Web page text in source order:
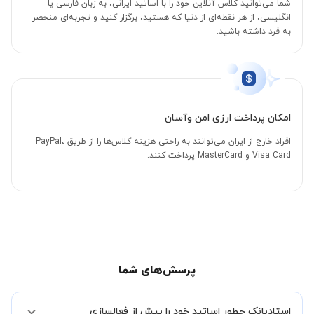
شما می‌توانید کلاس آنلاین خود را با اساتید ایرانی، به زبان فارسی یا
انگلیسی، از هر نقطه‌ای از دنیا که هستید، برگزار کنید و تجربه‌ای منحصر
به فرد داشته باشید.
امکان پرداخت ارزی امن وآسان
افراد خارج از ایران می‌توانند به راحتی هزینه کلاس‌ها را از طریق PayPal،
Visa Card و MasterCard پرداخت کنند.
پرسش‌های شما